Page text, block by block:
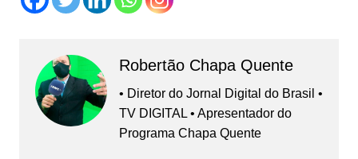
Robertão Chapa Quente
• Diretor do Jornal Digital do Brasil •
TV DIGITAL • Apresentador do
Programa Chapa Quente